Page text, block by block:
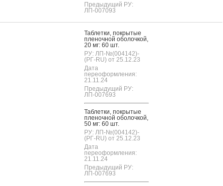
Предыдущий РУ:
ЛП-007093
Таб­летки, пок­ры­тые
пле­ноч­ной обо­лоч­кой,
20 мг: 60 шт.
РУ: ЛП-№(004142)-
(РГ-RU) от 25.12.23
Дата
переоформления:
21.11.24
Предыдущий РУ:
ЛП-007693
Таб­летки, пок­ры­тые
пле­ноч­ной обо­лоч­кой,
50 мг: 60 шт.
РУ: ЛП-№(004142)-
(РГ-RU) от 25.12.23
Дата
переоформления:
21.11.24
Предыдущий РУ:
ЛП-007693